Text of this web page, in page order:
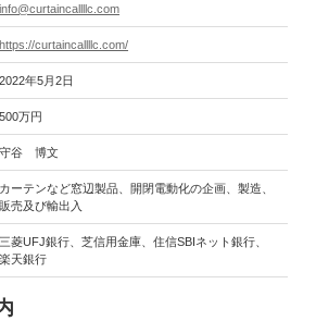
info@curtaincallllc.com
https://curtaincallllc.com/
2022年5月2日
500万円
守谷 博文
カーテンなど窓辺製品、開閉電動化の企画、製造、
販売及び輸出入
三菱UFJ銀行、芝信用金庫、住信SBIネット銀行、
楽天銀行